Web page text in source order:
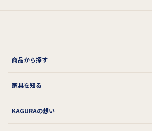
商品から探す
家具を知る
KAGURAの想い